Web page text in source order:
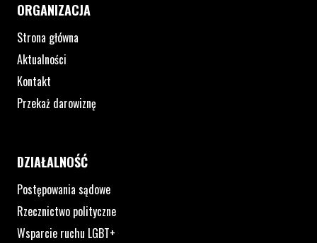
ORGANIZACJA
Strona główna
Aktualności
Kontakt
Przekaż darowiznę
DZIAŁALNOŚĆ
Postępowania sądowe
Rzecznictwo polityczne
Wsparcie ruchu LGBT+